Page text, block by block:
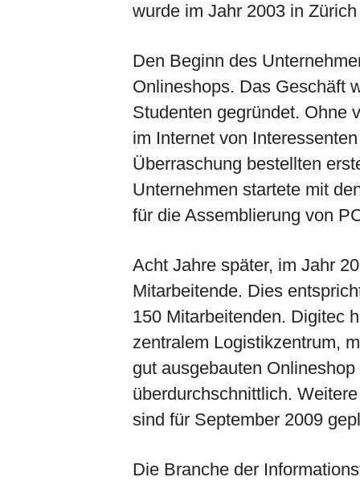
wurde im Jahr 2003 in
Den Beginn des
Onlineshops. Das Geschäft
Studenten gegründet. Ohne
im Internet von
Überraschung bestellten
Unternehmen startete mit
für die Assemblierung von
Acht Jahre später, im Jahr
Mitarbeitende. Dies
150 Mitarbeitenden. Digitec
zentralem Logistikzentrum,
gut ausgebauten
überdurchschnittlich.
sind für September 2009
Die Branche der